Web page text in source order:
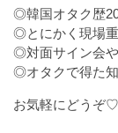
◎韓国オタク歴
◎とにかく現場
◎対面サイン会
◎オタクで得た
お気軽にどうぞ♡